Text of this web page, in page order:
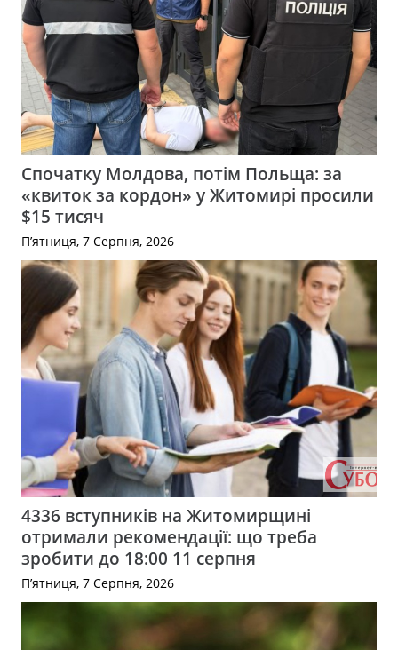
Спочатку Молдова, потім Польща: за
«квиток за кордон» у Житомирі просили
$15 тисяч
П’ятниця, 7 Серпня, 2026
4336 вступників на Житомирщині
отримали рекомендації: що треба
зробити до 18:00 11 серпня
П’ятниця, 7 Серпня, 2026